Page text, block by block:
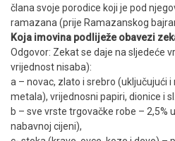
člana svoje porodice koji je pod
ramazana (prije Ramazanskog
Koja imovina podliježe obavezi
Odgovor: Zekat se daje na sljedeće
vrijednost nisaba):
a – novac, zlato i srebro (uključujući
metala), vrijednosni papiri, dionice i
b – sve vrste trgovačke robe – 2,5%
nabavnoj cijeni),